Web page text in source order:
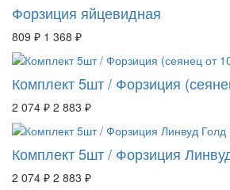
Форзиция яйцевидная
809 ₽ 1 368 ₽
Комплект 5шт / Форзиция
2 074 ₽ 2 883 ₽
Комплект 5шт / Форзиция
2 074 ₽ 2 883 ₽